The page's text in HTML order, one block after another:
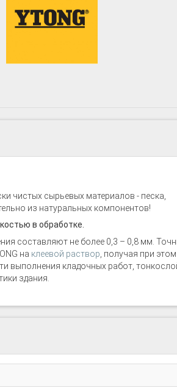
чистых сырьевых материалов - песка,
из натуральных компонентов!
в обработке.
составляют не более 0,3 – 0,8 мм.
на клеевой раствор , получая при этом
выполнения кладочных работ,
здания.